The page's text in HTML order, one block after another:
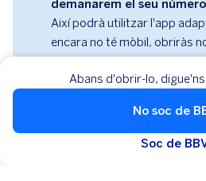
demanarem el seu
Així podrà utilitzar l'app
encara no té mòbil, obriràs
Abans d'obrir-lo,
No soc de
Soc de